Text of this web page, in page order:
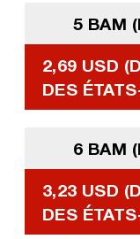
5 BAM
2,69 USD
DES
6 BAM
3,23 USD
DES